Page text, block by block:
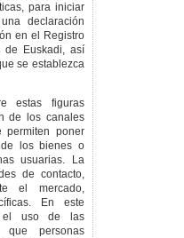
para iniciar
declaración
en el Registro
de Euskadi, así
se establezca
estas figuras
de los canales
permiten poner
los bienes o
usuarias. La
de contacto,
el mercado,
En este
el uso de las
personas